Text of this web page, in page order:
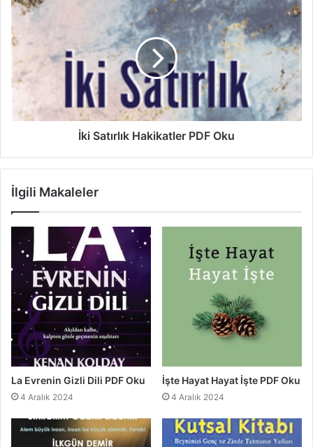
İki Satırlık Hakikatler PDF Oku
İlgili Makaleler
La Evrenin Gizli Dili PDF Oku
4 Aralık 2024
İşte Hayat Hayat İşte PDF Oku
4 Aralık 2024